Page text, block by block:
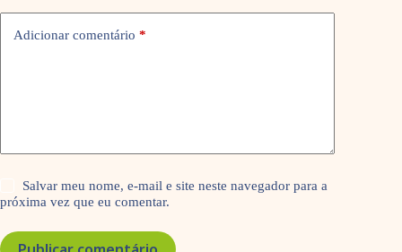
Adicionar comentário *
Salvar meu nome, e-mail e site neste navegador para a
próxima vez que eu comentar.